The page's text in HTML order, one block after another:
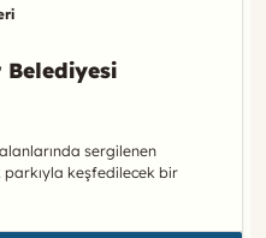
Belediyesi
sergilenen
keşfedilecek bir